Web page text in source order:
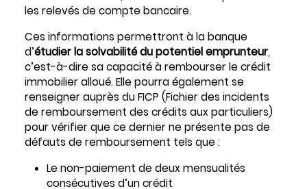
les relevés de compte bancaire.
Ces informations permettront à la banque
d’étudier la solvabilité du potentiel emprunteur,
c’est-à-dire sa capacité à rembourser le crédit
immobilier alloué. Elle pourra également se
renseigner auprès du FICP (Fichier des incidents
de remboursement des crédits aux particuliers)
pour vérifier que ce dernier ne présente pas de
défauts de remboursement tels que :
Le non-paiement de deux mensualités
consécutives d’un crédit